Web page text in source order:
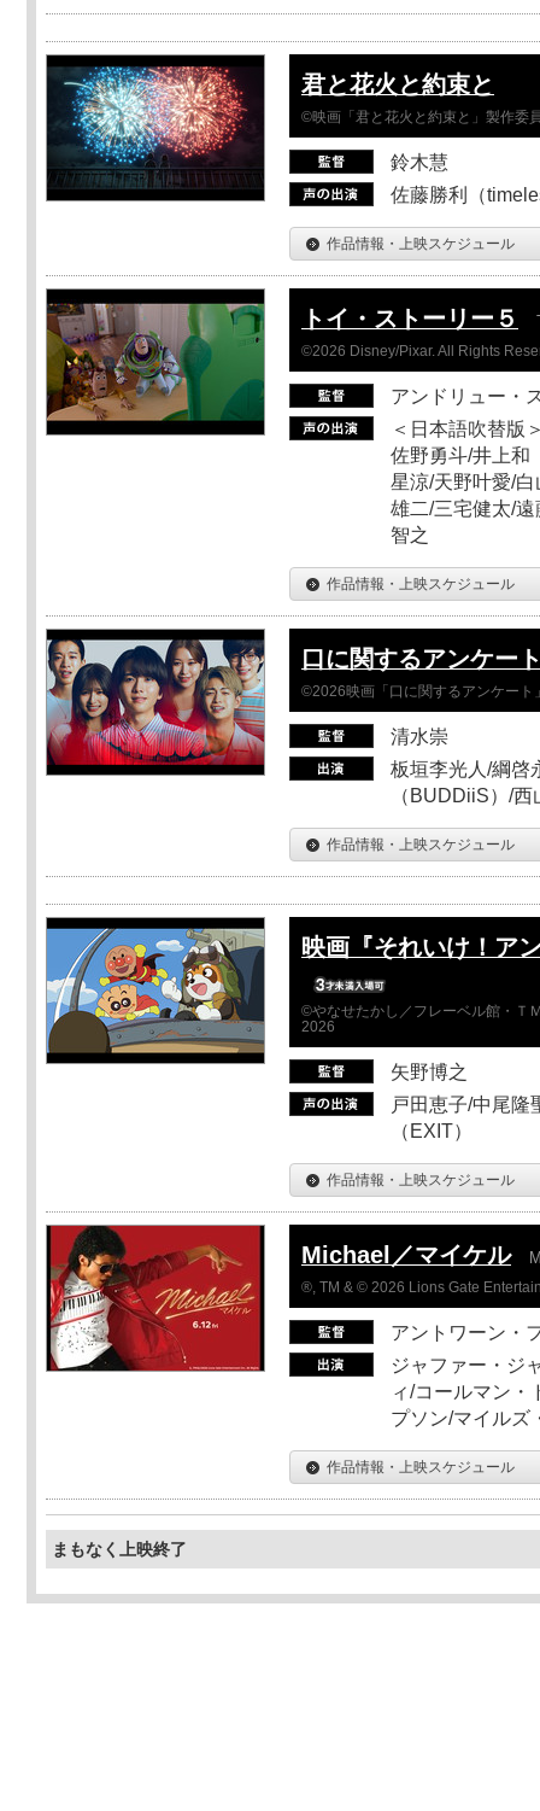
君と花火と約束と
©映画「君と花火と約束と」製作委
鈴木慧
佐藤勝利（
作品情報・上映スケジュール
トイ・ストーリー５
©2026 Disney/Pixar. All Rights
アンドリュー・
＜日本語吹替版
佐野勇斗/井上和
星涼/天野叶愛/
雄二/三宅健太/
智之
作品情報・上映スケジュール
口に関するアンケー
©2026映画「口に関するアンケート
清水崇
板垣李光人/綱啓
（BUDDiiS）/
作品情報・上映スケジュール
映画『それいけ！ア
©やなせたかし／フレーベル館・Ｔ
2026
矢野博之
戸田恵子/中尾隆
（EXIT）
作品情報・上映スケジュール
Michael／マイケル
®, TM & © 2026 Lions Gate
アントワーン・
ジャファー・ジ
ィ/コールマン・
プソン/マイルズ
作品情報・上映スケジュール
まもなく上映終了